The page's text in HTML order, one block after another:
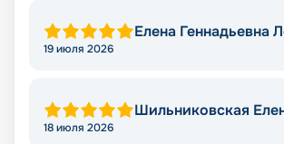
Елена Геннадьевна
19 июля 2026
Шильниковская
18 июля 2026